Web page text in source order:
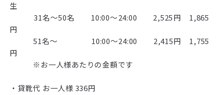
生
31名～50名 10:00～24:00 2,525円 1,865
円
51名～ 10:00～24:00 2,415円 1,755
円
※お一人様あたりの金額です
・貸靴代 お一人様 336円